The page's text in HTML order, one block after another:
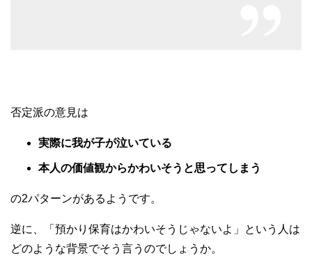
否定派の意見は
実際に我が子が泣いている
本人の価値観からかわいそうと思ってしまう
の2パターンがあるようです。
逆に、「預かり保育はかわいそうじゃないよ」という人は
どのような背景でそう言うのでしょうか。